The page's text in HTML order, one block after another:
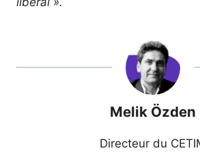
Melik Özden
Directeur du